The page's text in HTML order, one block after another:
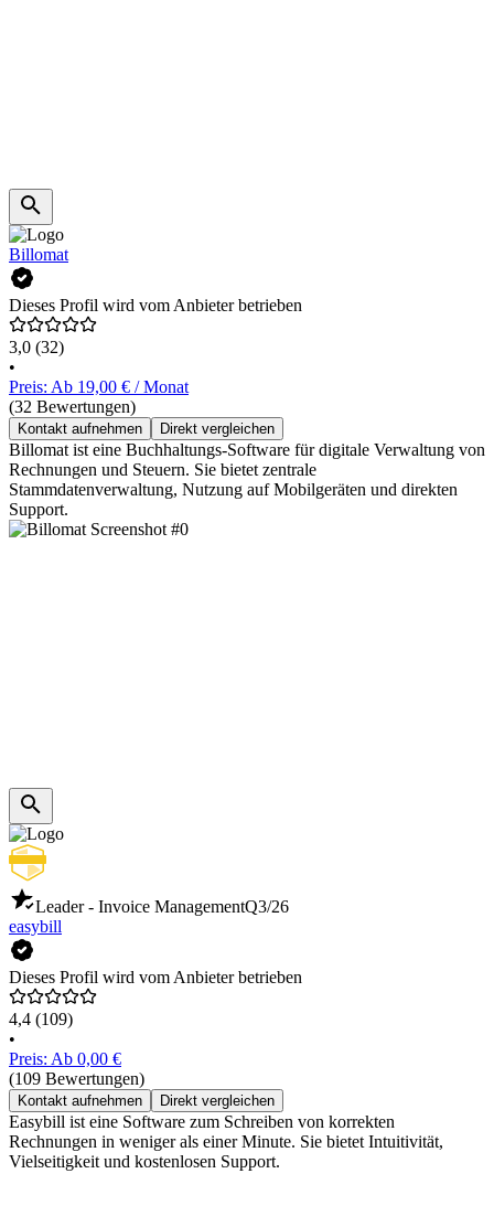
Billomat
Dieses Profil wird vom Anbieter betrieben
3,0 (32)
•
Preis: Ab 19,00 € / Monat
(32 Bewertungen)
Kontakt aufnehmen Direkt vergleichen
Billomat ist eine Buchhaltungs-Software für digitale Verwaltung von
Rechnungen und Steuern. Sie bietet zentrale
Stammdatenverwaltung, Nutzung auf Mobilgeräten und direkten
Support.
Leader - Invoice ManagementQ3/26
easybill
Dieses Profil wird vom Anbieter betrieben
4,4 (109)
•
Preis: Ab 0,00 €
(109 Bewertungen)
Kontakt aufnehmen Direkt vergleichen
Easybill ist eine Software zum Schreiben von korrekten
Rechnungen in weniger als einer Minute. Sie bietet Intuitivität,
Vielseitigkeit und kostenlosen Support.